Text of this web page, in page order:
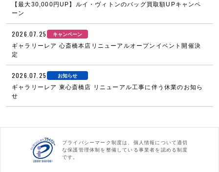
【最大30,000円UP】ルイ・ヴィトンのバッグ買取額UPキャンペ
ーン
2026.07.25 キャンペーン
ギャラリーレア 心斎橋本店リニューアルオープンイベント開催決
定
2026.07.25 お知らせ
ギャラリーレア 東心斎橋店 リニューアル工事に伴う休業のお知ら
せ
プライバシーマーク制度は、個人情報について適切
な保護管理体制を整備している事業者を認める制度
です。